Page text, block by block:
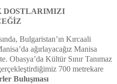
DOSTLARIMIZI
Bulgaristan’ın Kırcaali
ağırlayacağız Manisa
Obasya’da Kültür Sınır Tanımaz
700 metrekare
Buluşması